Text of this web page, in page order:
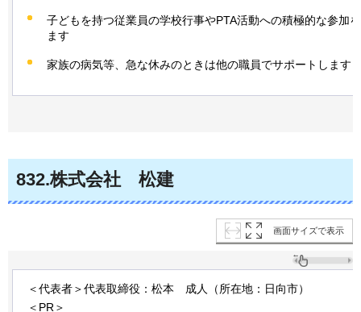
子どもを持つ従業員の学校行事やPTA活動への積極的な参加
ます
家族の病気等、急な休みのときは他の職員でサポートします
832.株式会社 松建
画面サイズで表示
＜代表者＞代表取締役：松本 成人（所在地：日向市）
＜PR＞